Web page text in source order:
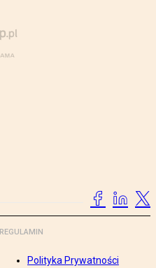
REGULAMIN
Polityka Prywatności